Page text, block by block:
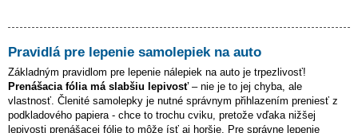
Pravidlá pre lepenie samolepiek na auto
Základným pravidlom pre lepenie nálepiek na auto je trpezlivosť!
Prenášacia fólia má slabšiu lepivosť– nie je to jej chyba, ale
vlastnosť. Členité samolepky je nutné správnym přihlazením preniesť z
podkladového papiera - chce to trochu cviku, pretože vďaka nižšej
lepivosti prenášacej fólie to môže ísť aj horšie. Pre správne lepenie